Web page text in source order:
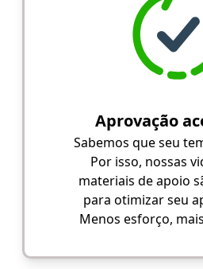
Aprovação
Sabemos que seu
Por isso, nossas
materiais de apoio
para otimizar seu
Menos esforço,